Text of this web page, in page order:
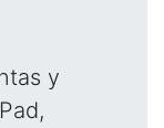
y